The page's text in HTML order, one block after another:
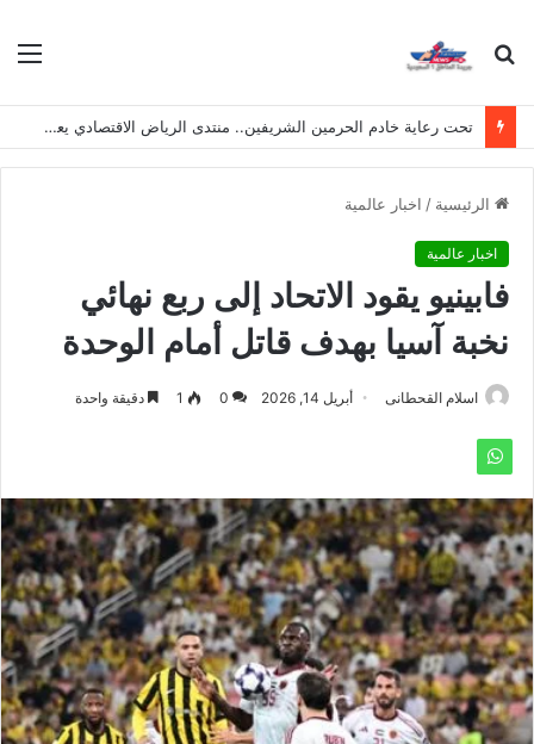
بحث
تحت رعاية خادم الحرمين الشريفين.. منتدى الرياض الاقتصادي يعقد دورته الـ(12) أكتوبر القادم
الرئيسية / اخبار عالمية
اخبار عالمية
فابينيو يقود الاتحاد إلى ربع نهائي
نخبة آسيا بهدف قاتل أمام الوحدة
اسلام القحطانى أبريل 14, 2026 0
1 دقيقة واحدة